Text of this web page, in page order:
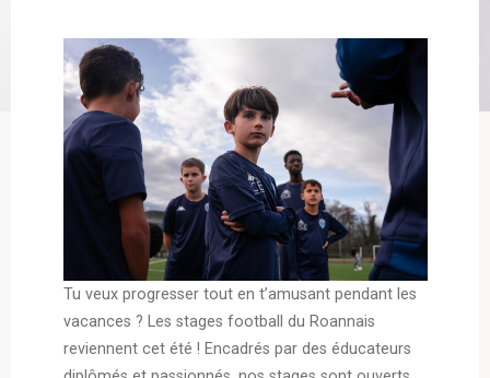
Tu veux progresser tout en t’amusant pendant les
vacances ? Les stages football du Roannais
reviennent cet été ! Encadrés par des éducateurs